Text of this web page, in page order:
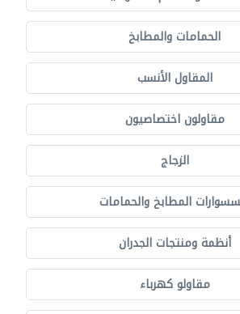
الحمامات والمطابخ
المقاول الأنسب
مقاولون اختصاصيون
الزجاج
المطابخ والحمامات
أنظمة ومنتجات الجدران
مقاولو كهرباء